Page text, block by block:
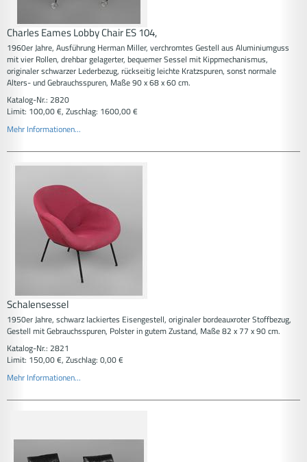
Charles Eames Lobby Chair ES 104,
1960er Jahre, Ausführung Herman Miller, verchromtes Gestell aus Aluminiumguss
mit vier Rollen, drehbar gelagerter, bequemer Sessel mit Kippmechanismus,
originaler schwarzer Lederbezug, rückseitig leichte Kratzspuren, sonst normale
Alters- und Gebrauchsspuren, Maße 90 x 68 x 60 cm.
Katalog-Nr.: 2820
Limit: 100,00 €, Zuschlag: 1600,00 €
Mehr Informationen...
Schalensessel
1950er Jahre, schwarz lackiertes Eisengestell, originaler bordeauxroter Stoffbezug,
Gestell mit Gebrauchsspuren, Polster in gutem Zustand, Maße 82 x 77 x 90 cm.
Katalog-Nr.: 2821
Limit: 150,00 €, Zuschlag: 0,00 €
Mehr Informationen...